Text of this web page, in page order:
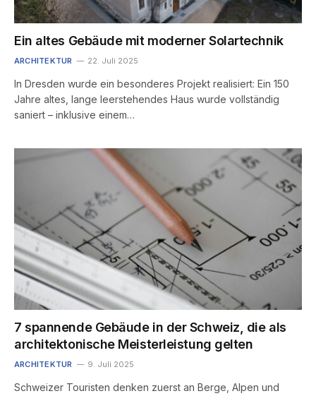
Ein altes Gebäude mit moderner Solartechnik
ARCHITEKTUR 22. Juli 2025
In Dresden wurde ein besonderes Projekt realisiert: Ein 150
Jahre altes, lange leerstehendes Haus wurde vollständig
saniert – inklusive einem…
7 spannende Gebäude in der Schweiz, die als
architektonische Meisterleistung gelten
ARCHITEKTUR 9. Juli 2025
Schweizer Touristen denken zuerst an Berge, Alpen und